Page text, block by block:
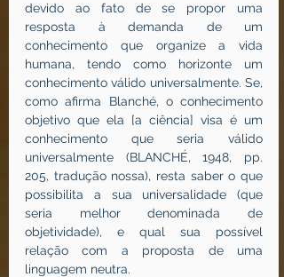
devido ao fato de se propor uma
resposta à demanda de um
conhecimento que organize a vida
humana, tendo como horizonte um
conhecimento válido universalmente. Se,
como afirma Blanché, o conhecimento
objetivo que ela [a ciência] visa é um
conhecimento que seria válido
universalmente (BLANCHÉ, 1948, pp.
205, tradução nossa), resta saber o que
possibilita a sua universalidade (que
seria melhor denominada de
objetividade), e qual sua possível
relação com a proposta de uma
linguagem neutra.